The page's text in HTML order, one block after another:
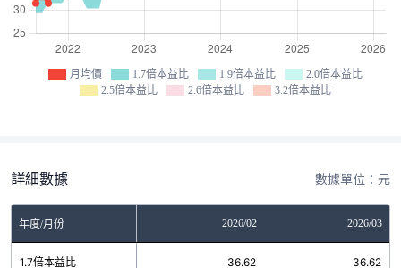
月均價 1.7倍本益比 1.9倍本益比
2.0倍本益比
2.5倍本益比
2.6倍本益比 3.2倍本益比
詳細數據 數據單位：元
年度/月份 2026/02 2026/03
1.7倍本益比 36.62 36.62